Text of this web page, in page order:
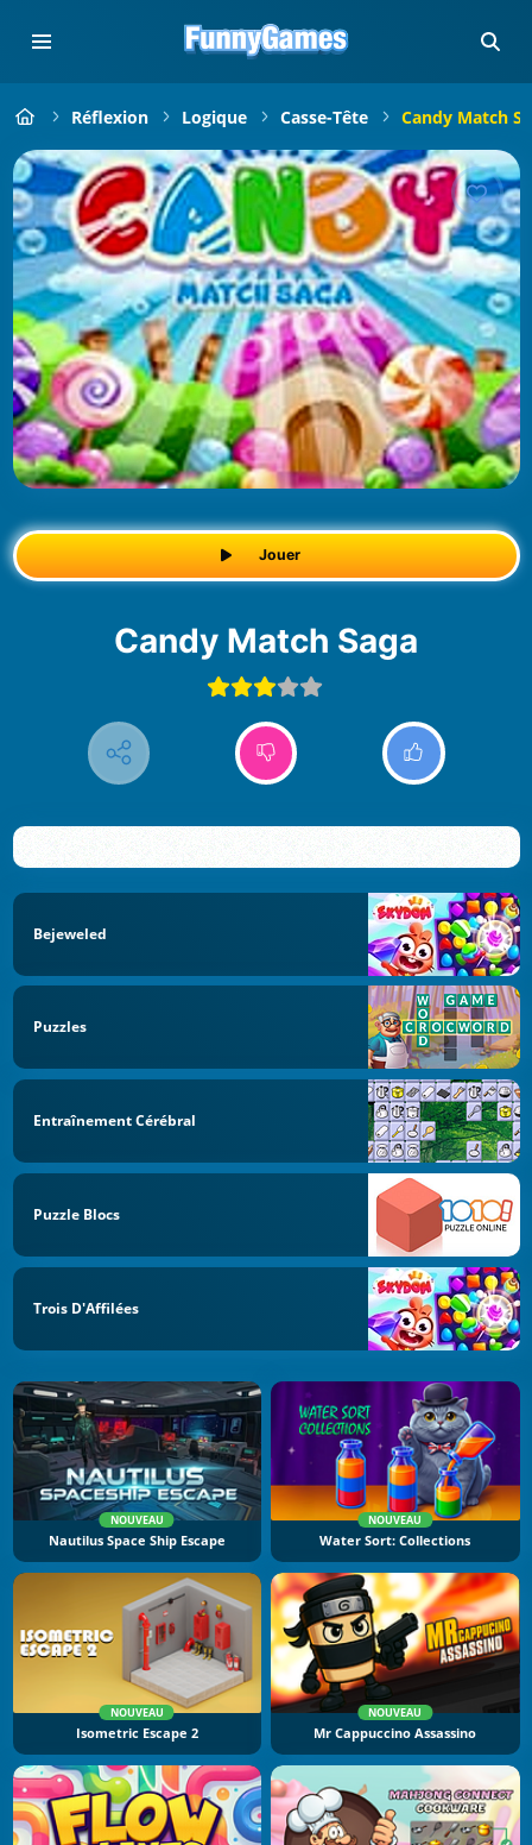
Réflexion Logique Casse-Tête Candy Match
Jouer
Candy Match Saga
Bejeweled
Puzzles
Entraînement Cérébral
Puzzle Blocs
Trois D'Affilées
NOUVEAU
Nautilus Space Ship Escape
NOUVEAU
Water Sort: Collections
NOUVEAU
Isometric Escape 2
NOUVEAU
Mr Cappuccino Assassino